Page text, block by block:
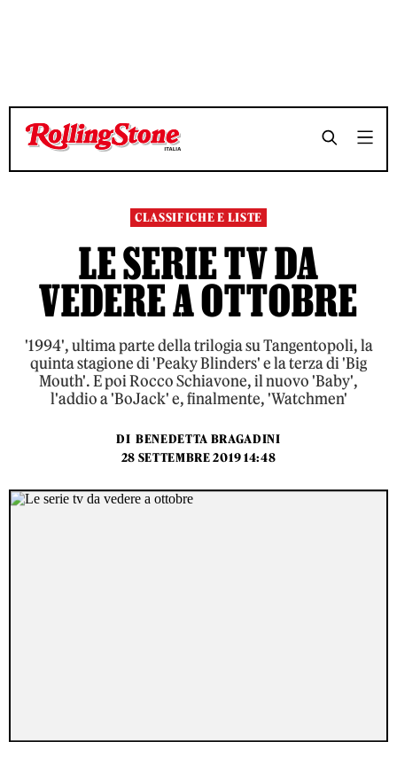
TEMPO DI LETTURA 9 MINUTI SHARE
TEMPO DI LETTURA 9 MINUTI SHARE
CLASSIFICHE E LISTE
LE SERIE TV DA
VEDERE A OTTOBRE
'1994', ultima parte della trilogia su Tangentopoli, la
quinta stagione di 'Peaky Blinders' e la terza di 'Big
Mouth'. E poi Rocco Schiavone, il nuovo 'Baby',
l'addio a 'BoJack' e, finalmente, 'Watchmen'
DI BENEDETTA BRAGADINI
28 SETTEMBRE 2019 14:48